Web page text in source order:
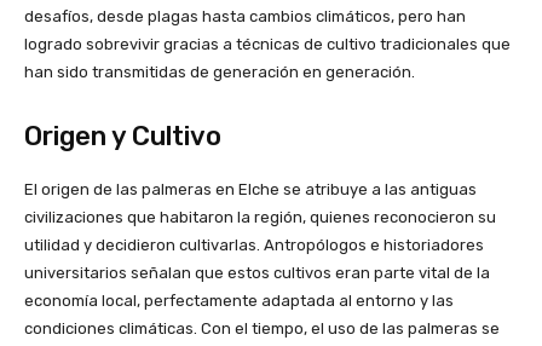
desafíos, desde plagas hasta cambios climáticos, pero han
logrado sobrevivir gracias a técnicas de cultivo tradicionales que
han sido transmitidas de generación en generación.
Origen y Cultivo
El origen de las palmeras en Elche se atribuye a las antiguas
civilizaciones que habitaron la región, quienes reconocieron su
utilidad y decidieron cultivarlas. Antropólogos e historiadores
universitarios señalan que estos cultivos eran parte vital de la
economía local, perfectamente adaptada al entorno y las
condiciones climáticas. Con el tiempo, el uso de las palmeras se